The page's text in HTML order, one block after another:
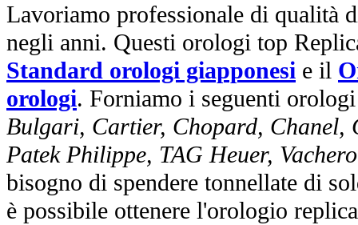
Lavoriamo professionale di qualità
negli anni. Questi orologi top
Standard orologi giapponesi e il
orologi. Forniamo i seguenti
Bulgari, Cartier, Chopard, Chanel,
Patek Philippe, TAG Heuer,
bisogno di spendere tonnellate di
è possibile ottenere l'orologio